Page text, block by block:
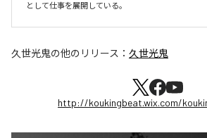
として仕事を展開している。
久世光鬼の他のリリース： 久世光鬼
http://koukingbeat.wix.com/